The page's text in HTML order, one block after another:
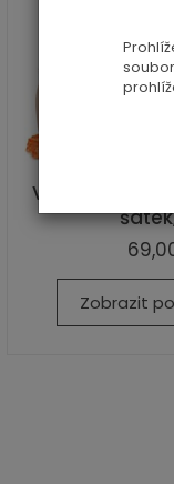
Velký, vrásčitý
Zobrazit